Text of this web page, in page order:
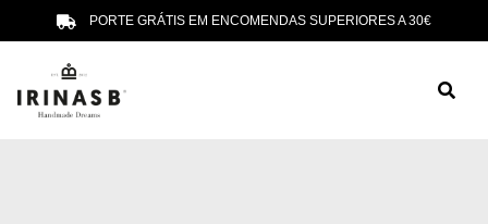
PORTE GRÁTIS EM ENCOMENDAS SUPERIORES A 30€